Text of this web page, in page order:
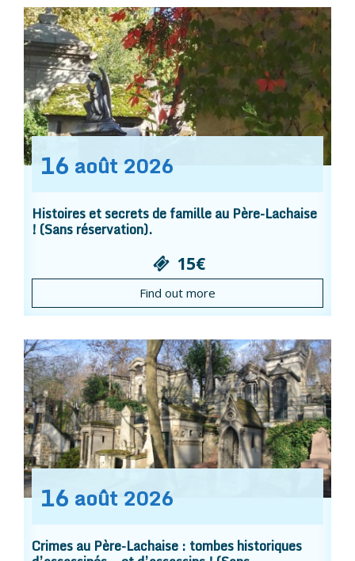
16 août 2026
Histoires et secrets de famille au Père-Lachaise
! (Sans réservation).
15€
Find out more
16 août 2026
Crimes au Père-Lachaise : tombes historiques